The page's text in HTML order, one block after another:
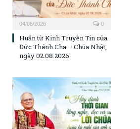
04/08/2026 0
Huấn từ Kinh Truyền Tin của
Đức Thánh Cha – Chúa Nhật,
ngày 02.08.2026